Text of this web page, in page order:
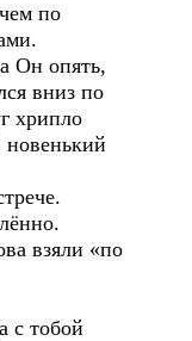
по
Он опять,
вниз по
хрипло
новенький
взяли «по
с тобой